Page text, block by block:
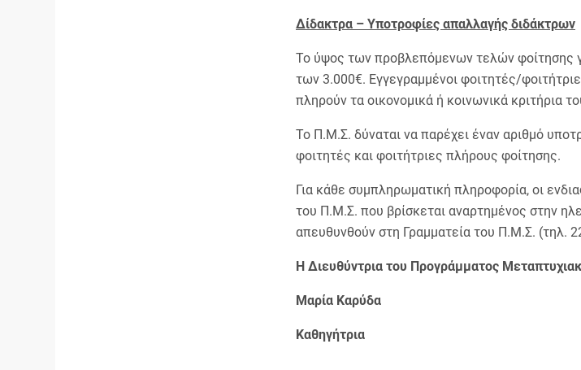
Δίδακτρα – Υποτροφίες απαλλαγής διδάκτρων
Το ύψος των προβλεπόμενων τελών φοίτησης
των 3.000€. Εγγεγραμμένοι φοιτητές/
πληρούν τα οικονομικά ή κοινωνικά κριτήρια
Το Π.Μ.Σ. δύναται να παρέχει έναν αριθμό
φοιτητές και φοιτήτριες πλήρους φοίτησης.
Για κάθε συμπληρωματική πληροφορία, οι
του Π.Μ.Σ. που βρίσκεται αναρτημένος στην
απευθυνθούν στη Γραμματεία του Π.Μ.Σ. (τηλ.
Η Διευθύντρια του Προγράμματος
Μαρία Καρύδα
Καθηγήτρια